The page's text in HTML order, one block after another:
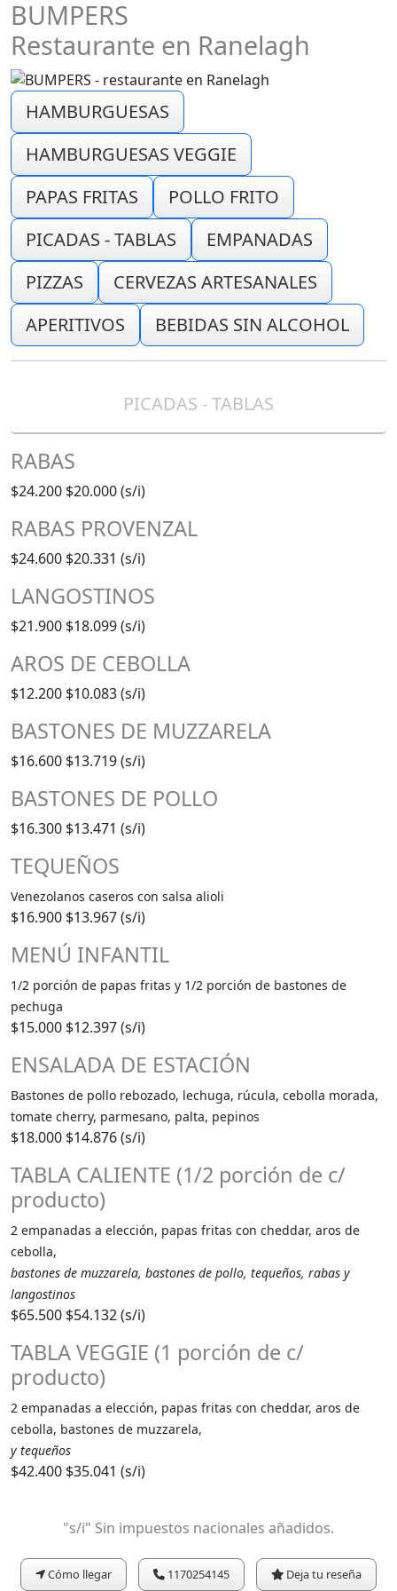
BUMPERS
Restaurante en Ranelagh
HAMBURGUESAS
HAMBURGUESAS VEGGIE
PAPAS FRITAS
POLLO FRITO
PICADAS - TABLAS
EMPANADAS
PIZZAS
CERVEZAS ARTESANALES
APERITIVOS
BEBIDAS SIN ALCOHOL
PICADAS - TABLAS
RABAS
$24.200 $20.000 (s/i)
RABAS PROVENZAL
$24.600 $20.331 (s/i)
LANGOSTINOS
$21.900 $18.099 (s/i)
AROS DE CEBOLLA
$12.200 $10.083 (s/i)
BASTONES DE MUZZARELA
$16.600 $13.719 (s/i)
BASTONES DE POLLO
$16.300 $13.471 (s/i)
TEQUEÑOS
Venezolanos caseros con salsa alioli
$16.900 $13.967 (s/i)
MENÚ INFANTIL
1/2 porción de papas fritas y 1/2 porción de bastones de
pechuga
$15.000 $12.397 (s/i)
ENSALADA DE ESTACIÓN
Bastones de pollo rebozado, lechuga, rúcula, cebolla morada,
tomate cherry, parmesano, palta, pepinos
$18.000 $14.876 (s/i)
TABLA CALIENTE (1/2 porción de c/
producto)
2 empanadas a elección, papas fritas con cheddar, aros de
cebolla,
bastones de muzzarela, bastones de pollo, tequeños, rabas y
langostinos
$65.500 $54.132 (s/i)
TABLA VEGGIE (1 porción de c/
producto)
2 empanadas a elección, papas fritas con cheddar, aros de
cebolla, bastones de muzzarela,
y tequeños
$42.400 $35.041 (s/i)
"s/i" Sin impuestos nacionales añadidos.
Cómo llegar 1170254145 Deja tu reseña